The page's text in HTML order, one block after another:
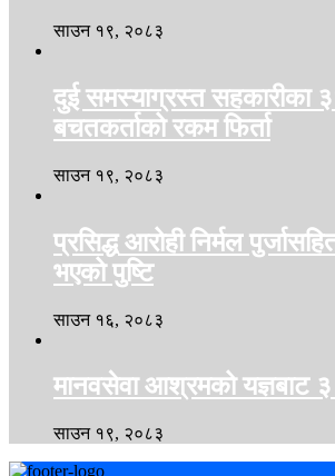
साउन १९, २०८३
दुई समस्याग्रस्त सहकारीका
बचतकर्ताको रकम फिर्ता
साउन १९, २०८३
प्रसिद्ध आरोही निर्मल
भएको पुष्टि
साउन १६, २०८३
मानवसेवा आश्रमको यज्ञबाट
साउन १९, २०८३